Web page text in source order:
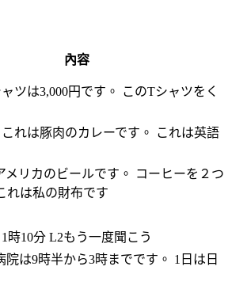
內容
ツは3,000円です。 このTシャツをく
れは豚肉のカレーです。 これは英語
メリカのビールです。 コーヒーを２つ
れは私の財布です
時10分 L2もう一度聞こう
院は9時半から3時までです。 1日は日